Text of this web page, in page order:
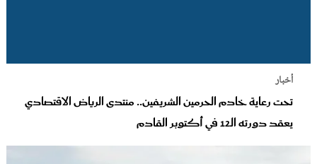
أخبار
تحت رعاية خادم الحرمين الشريفين.. منتدى الرياض الاقتصادي
يعقد دورته الـ12 في أكتوبر القادم